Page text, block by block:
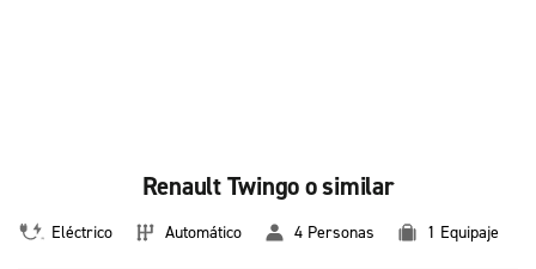
Renault Twingo o similar
Eléctrico Automático 4 Personas 1 Equipaje